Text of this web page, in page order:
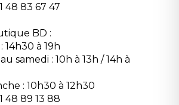
48 83 67 47
BD :
14h30 à 19h
samedi : 10h à 13h / 14h à
: 10h30 à 12h30
48 89 13 88